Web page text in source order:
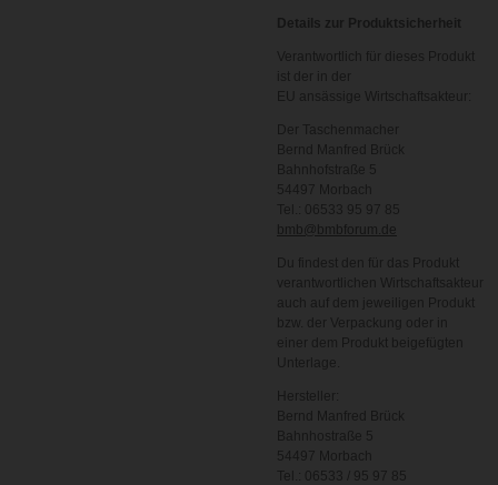
Details zur Produktsicherheit
Verantwortlich für dieses Produkt
ist der in der
EU ansässige Wirtschaftsakteur:
Der Taschenmacher
Bernd Manfred Brück
Bahnhofstraße 5
54497 Morbach
Tel.: 06533 95 97 85
bmb@bmbforum.de
Du findest den für das Produkt
verantwortlichen Wirtschaftsakteur
auch auf dem jeweiligen Produkt
bzw. der Verpackung oder in
einer dem Produkt beigefügten
Unterlage.
Hersteller:
Bernd Manfred Brück
Bahnhostraße 5
54497 Morbach
Tel.: 06533 / 95 97 85